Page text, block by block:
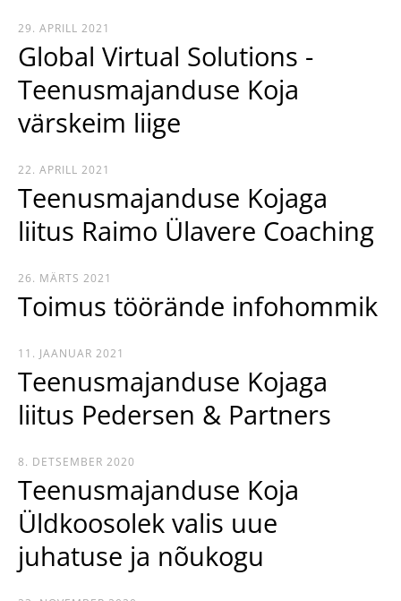
29. APRILL 2021
Global Virtual Solutions -
Teenusmajanduse Koja
värskeim liige
22. APRILL 2021
Teenusmajanduse Kojaga
liitus Raimo Ülavere Coaching
26. MÄRTS 2021
Toimus töörände infohommik
11. JAANUAR 2021
Teenusmajanduse Kojaga
liitus Pedersen & Partners
8. DETSEMBER 2020
Teenusmajanduse Koja
Üldkoosolek valis uue
juhatuse ja nõukogu